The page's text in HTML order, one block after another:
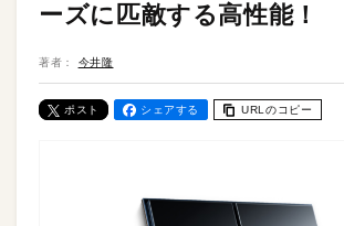
ーズに匹敵する高性能！
著者： 今井隆
ポスト シェアする URLのコピー